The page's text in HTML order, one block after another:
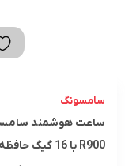
سامسونگ
R900 با 16 گیگ حافظه داخلی و رم 1.5 گیگابایت | گارانتی و بیمه